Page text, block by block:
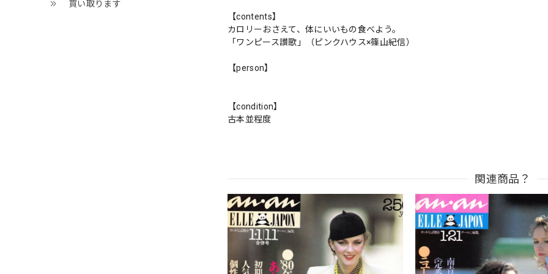
買い取ります
【contents】
カロリーおさえて、体にいいもの食べよう。
「ワンピース讃歌」（ピンクハウス×篠山紀信）
【person】
【condition】
古本並程度
関連商品？